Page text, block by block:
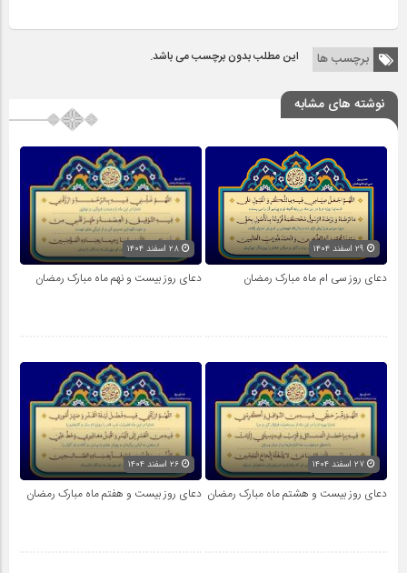
برچسب ها این مطلب بدون برچسب می باشد.
نوشته های مشابه
دعای روز سی ام ماه مبارک رمضان دعای روز بیست و نهم ماه مبارک رمضان
۲۷ اسفند ۱۴۰۴
دعای روز بیست و هشتم ماه مبارک رمضان دعای روز بیست و هفتم ماه مبارک رمضان